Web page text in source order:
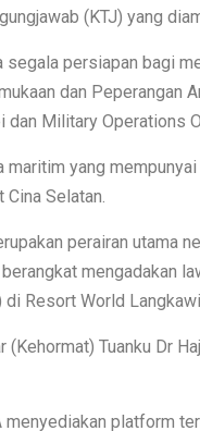
(KTJ) yang
persiapan bagi
dan Peperangan
Military Operations
yang
Cina Selatan.
perairan utama
mengadakan
Resort World
Tuanku Dr
menyediakan platform